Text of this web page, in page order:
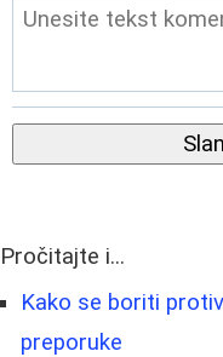
Pročitajte i...
Kako se boriti
preporuke